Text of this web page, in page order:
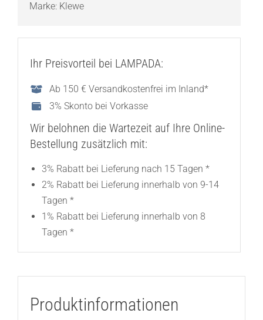
Marke: Klewe
Ihr Preisvorteil bei LAMPADA:
Ab 150 € Versandkostenfrei im Inland*
3% Skonto bei Vorkasse
Wir belohnen die Wartezeit auf Ihre Online-
Bestellung zusätzlich mit:
3% Rabatt bei Lieferung nach 15 Tagen *
2% Rabatt bei Lieferung innerhalb von 9-14
Tagen *
1% Rabatt bei Lieferung innerhalb von 8
Tagen *
Produktinformationen